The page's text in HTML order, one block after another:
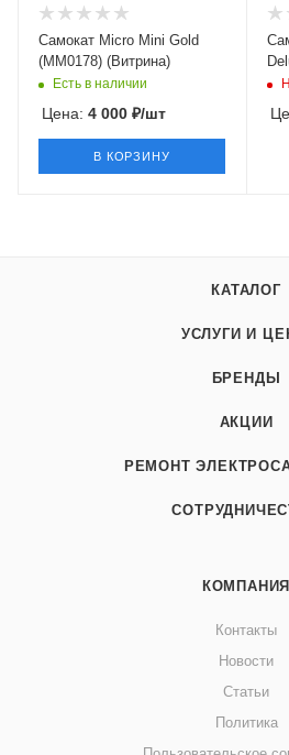
Самокат Micro Mini Gold
(ММ0178) (Витрина)
Есть в наличии
Цена: 4 000 ₽/шт
В КОРЗИНУ
КАТАЛОГ
УСЛУГИ И
БРЕНДЫ
АКЦИИ
РЕМОНТ
КОМПАНИЯ
Контакты
Новости
Статьи
Политика